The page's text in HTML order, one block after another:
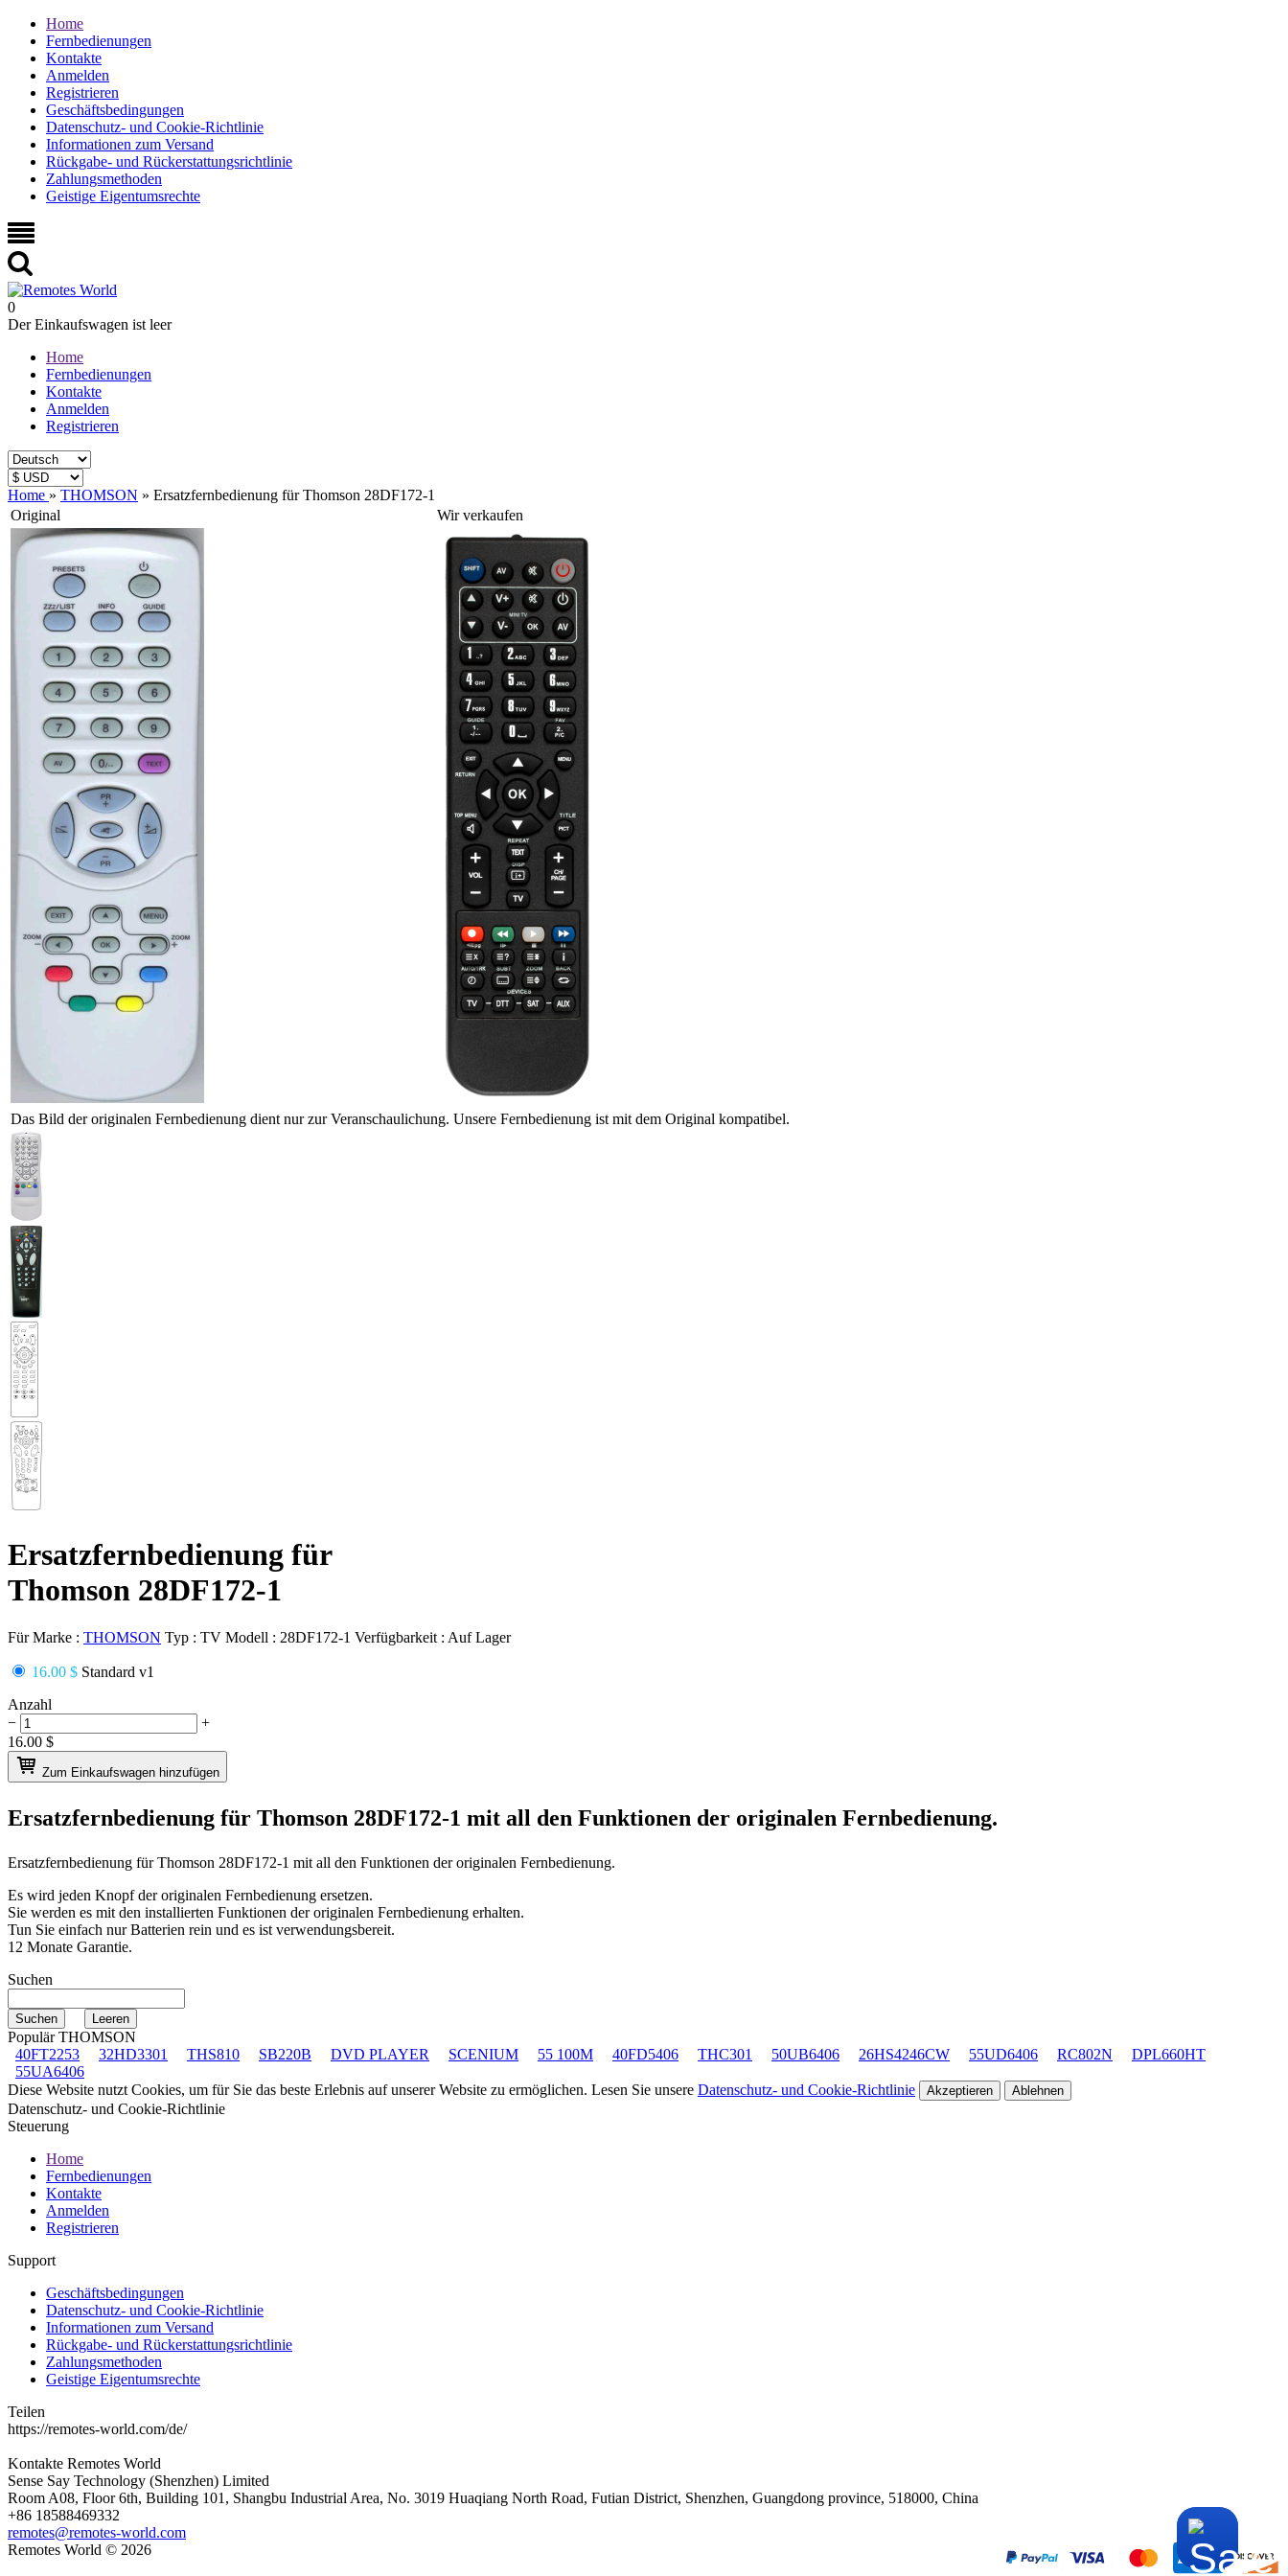
Home
Fernbedienungen
Kontakte
Anmelden
Registrieren
Geschäftsbedingungen
Datenschutz- und Cookie-Richtlinie
Informationen zum Versand
Rückgabe- und Rückerstattungsrichtlinie
Zahlungsmethoden
Geistige Eigentumsrechte
0
Der Einkaufswagen ist leer
Home
Fernbedienungen
Kontakte
Anmelden
Registrieren
Home » THOMSON » Ersatzfernbedienung für Thomson 28DF172-1
Original
Wir verkaufen
Das Bild der originalen Fernbedienung dient nur zur Veranschaulichung. Unsere Fernbedienung ist mit dem Original kompatibel.
Ersatzfernbedienung für
Thomson 28DF172-1
Für Marke : THOMSON Typ : TV Modell : 28DF172-1 Verfügbarkeit : Auf Lager
16.00 $ Standard v1
Anzahl
−
+
16.00 $
Zum Einkaufswagen hinzufügen
Ersatzfernbedienung für Thomson 28DF172-1 mit all den Funktionen der originalen Fernbedienung.
Ersatzfernbedienung fürThomson 28DF172-1 mit all den Funktionen der originalen Fernbedienung.
Es wird jeden Knopf der originalen Fernbedienung ersetzen.
Sie werden es mit den installierten Funktionen der originalen Fernbedienung erhalten.
Tun Sie einfach nur Batterien rein und es ist verwendungsbereit.
12 Monate Garantie.
Suchen
Populär THOMSON
40FT2253
32HD3301 THS810 SB220B DVD PLAYER SCENIUM 55 100M 40FD5406 THC301 50UB6406 26HS4246CW 55UD6406 RC802N
DPL660HT
55UA6406
Diese Website nutzt Cookies, um für Sie das beste Erlebnis auf unserer Website zu ermöglichen. Lesen Sie unsere Datenschutz- und Cookie-Richtlinie Akzeptieren Ablehnen
Datenschutz- und Cookie-Richtlinie
Steuerung
Home
Fernbedienungen
Kontakte
Anmelden
Registrieren
Support
Geschäftsbedingungen
Datenschutz- und Cookie-Richtlinie
Informationen zum Versand
Rückgabe- und Rückerstattungsrichtlinie
Zahlungsmethoden
Geistige Eigentumsrechte
Teilen
https://remotes-world.com/de/
Kontakte Remotes World
Sense Say Technology (Shenzhen) Limited
Room A08, Floor 6th, Building 101, Shangbu Industrial Area, No. 3019 Huaqiang North Road, Futian District, Shenzhen, Guangdong province, 518000, China
+86 18588469332
remotes@remotes-world.com
Remotes World © 2026